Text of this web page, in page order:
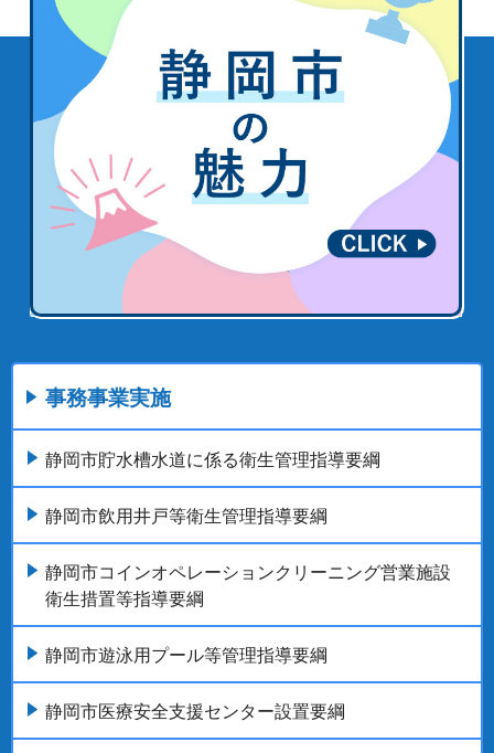
事務事業実施
静岡市貯水槽水道に係る衛生管理指導要綱
静岡市飲用井戸等衛生管理指導要綱
静岡市コインオペレーションクリーニング営業施設
衛生措置等指導要綱
静岡市遊泳用プール等管理指導要綱
静岡市医療安全支援センター設置要綱